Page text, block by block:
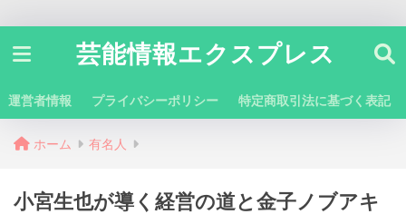
芸能情報エクスプレス
運営者情報 プライバシーポリシー 特定商取引法に基づく表記
ホーム 有名人
小宮生也が導く経営の道と金子ノブアキ